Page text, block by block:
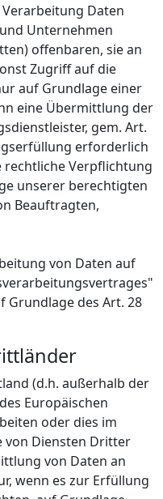
Daten
Unternehmen
offenbaren, sie an
Zugriff auf die
auf Grundlage einer
eine Übermittlung der
gem. Art.
erforderlich
rechtliche Verpflichtung
unserer berechtigten
Beauftragten,
von Daten auf
Grundlage des Art. 28
(d.h. außerhalb der
Europäischen
oder dies im
von Diensten Dritter
von Daten an
wenn es zur Erfüllung